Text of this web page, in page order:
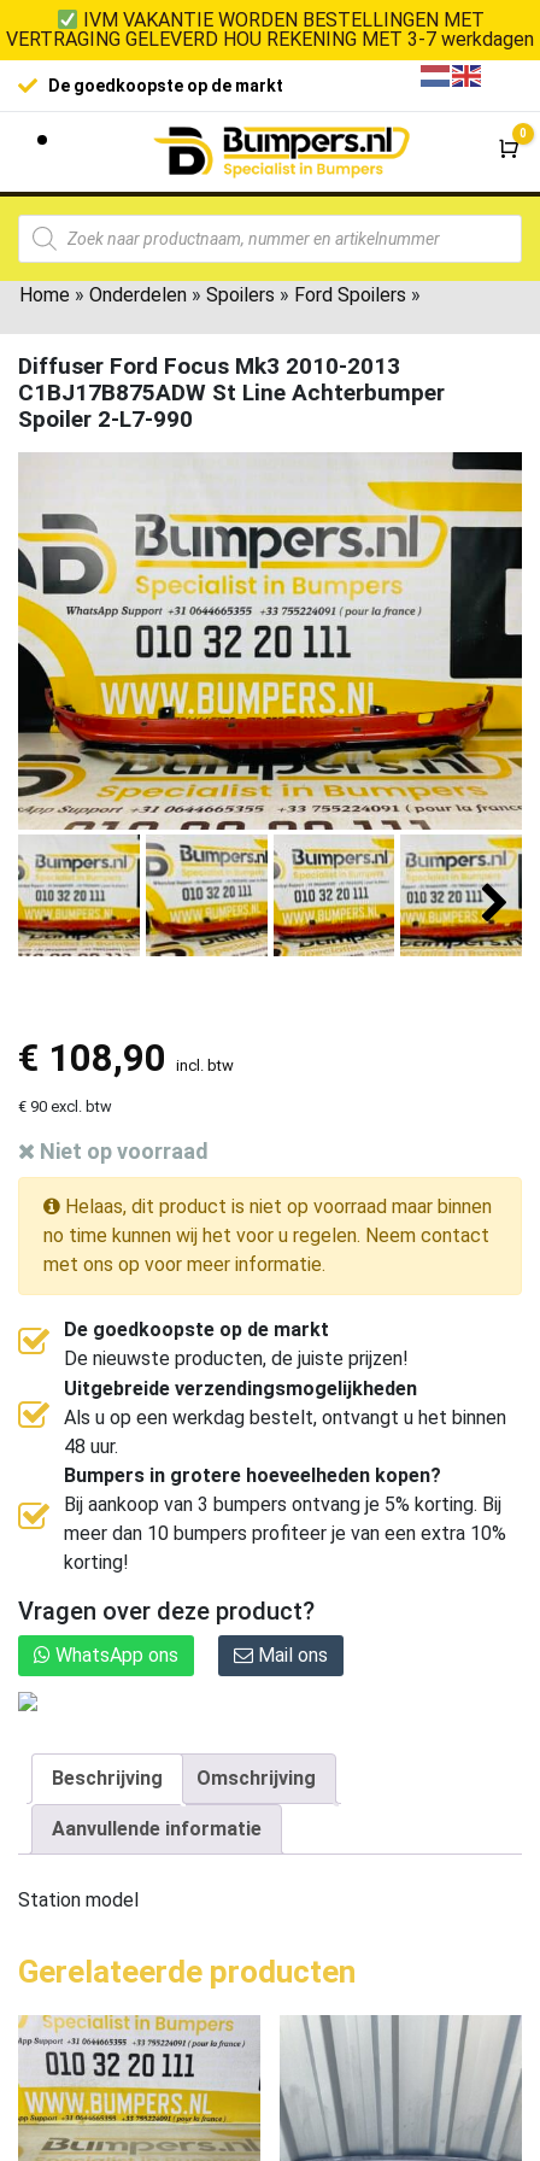
IVM VAKANTIE WORDEN BESTELLINGEN MET
VERTRAGING GELEVERD HOU REKENING MET 3-7 werkdagen
De goedkoopste op de markt
0
Home » Onderdelen » Spoilers » Ford Spoilers »
Diffuser Ford Focus Mk3 2010-2013
C1BJ17B875ADW St Line Achterbumper
Spoiler 2-L7-990
€ 108,90 incl. btw
€ 90 excl. btw
Niet op voorraad
Helaas, dit product is niet op voorraad maar binnen
no time kunnen wij het voor u regelen. Neem contact
met ons op voor meer informatie.
De goedkoopste op de markt
De nieuwste producten, de juiste prijzen!
Uitgebreide verzendingsmogelijkheden
Als u op een werkdag bestelt, ontvangt u het binnen
48 uur.
Bumpers in grotere hoeveelheden kopen?
Bij aankoop van 3 bumpers ontvang je 5% korting. Bij
meer dan 10 bumpers profiteer je van een extra 10%
korting!
Vragen over deze product?
WhatsApp ons Mail ons
Beschrijving Omschrijving
Aanvullende informatie
Station model
Gerelateerde producten